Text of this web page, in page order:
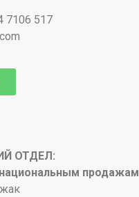
7106 517
ОТДЕЛ:
продажам